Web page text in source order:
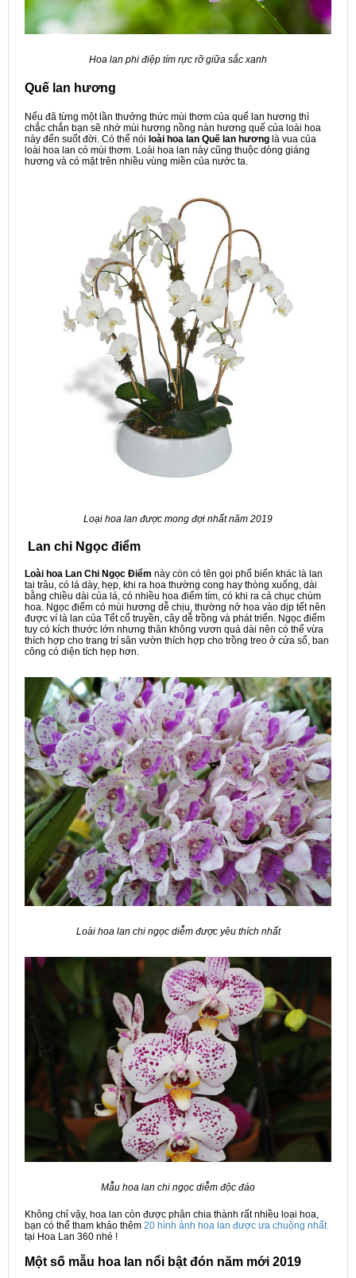
Hoa lan phi điệp tím rực rỡ giữa sắc xanh
Quế lan hương
Nếu đã từng một lần thưởng thức mùi thơm của quế lan hương thì
chắc chắn bạn sẽ nhớ mùi hương nồng nàn hương quế của loài hoa
này đến suốt đời. Có thể nói loài hoa lan Quế lan hương là vua của
loài hoa lan có mùi thơm. Loài hoa lan này cũng thuộc dòng giáng
hương và có mặt trên nhiều vùng miền của nước ta.
Loại hoa lan được mong đợi nhất năm 2019
Lan chi Ngọc điểm
Loài hoa Lan Chi Ngọc Điểm này còn có tên gọi phổ biến khác là lan
tai trâu, có lá dày, hẹp, khi ra hoa thường cong hay thòng xuống, dài
bằng chiều dài của lá, có nhiều hoa điểm tím, có khi ra cả chục chùm
hoa. Ngọc điểm có mùi hương dễ chịu, thường nở hoa vào dịp tết nên
được ví là lan của Tết cổ truyền, cây dễ trồng và phát triển. Ngọc điểm
tuy có kích thước lớn nhưng thân không vươn quá dài nên có thể vừa
thích hợp cho trang trí sân vườn thích hợp cho trồng treo ở cửa sổ, ban
công có diện tích hẹp hơn.
Loài hoa lan chi ngọc diễm được yêu thích nhất
Mẫu hoa lan chi ngọc diễm độc đáo
Không chỉ vậy, hoa lan còn được phân chia thành rất nhiều loại hoa,
bạn có thể tham khảo thêm 20 hình ảnh hoa lan được ưa chuộng nhất
tại Hoa Lan 360 nhé !
Một số mẫu hoa lan nổi bật đón năm mới 2019